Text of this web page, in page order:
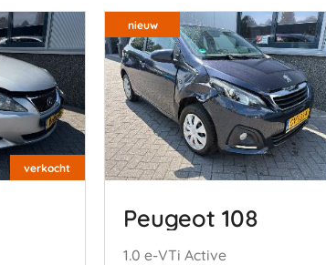
verkocht
nieuw
Peugeot 108
1.0 e-VTi Active